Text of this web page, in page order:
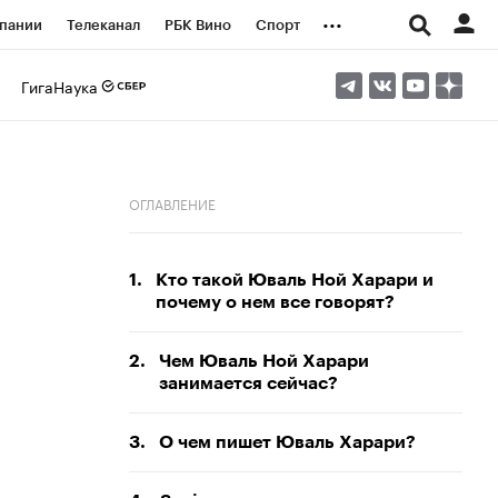
Телеканал РБК Вино Спорт ...
ГигаНаука
ОГЛАВЛЕНИЕ
1.
Кто такой Юваль Ной Харари и
почему о нем все говорят?
2.
Чем Юваль Ной Харари
занимается сейчас?
3. О чем пишет Юваль Харари?